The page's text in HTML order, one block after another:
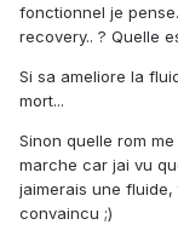
fonctionnel je
recovery.. ? Quelle
Si sa ameliore la
mort...
Sinon quelle rom
marche car jai vu
jaimerais une
convaincu ;)